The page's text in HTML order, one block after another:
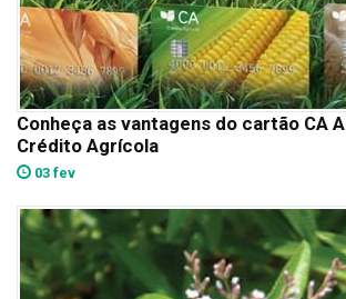
Conheça as vantagens do cartão CA
Crédito Agrícola
03 fev